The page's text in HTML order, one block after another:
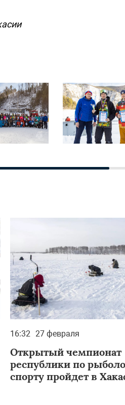
16:32 27 февраля
Открытый чемпионат
республики по
спорту пройдет в